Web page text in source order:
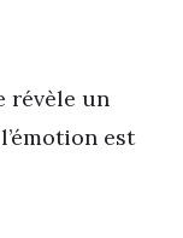
révèle un
est